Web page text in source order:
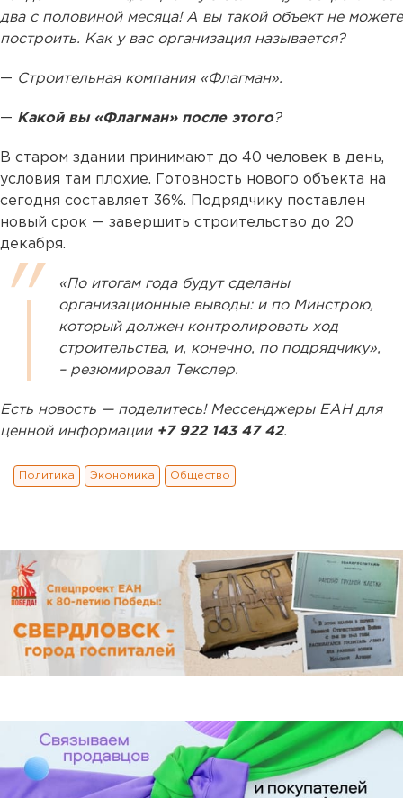
два с половиной месяца! А вы такой объект не можете
построить. Как у вас организация называется?
— Строительная компания «Флагман».
— Какой вы «Флагман» после этого?
В старом здании принимают до 40 человек в день,
условия там плохие. Готовность нового объекта на
сегодня составляет 36%. Подрядчику поставлен
новый срок — завершить строительство до 20
декабря.
«По итогам года будут сделаны
организационные выводы: и по Минстрою,
который должен контролировать ход
строительства, и, конечно, по подрядчику»,
– резюмировал Текслер.
Есть новость — поделитесь! Мессенджеры ЕАН для
ценной информации +7 922 143 47 42.
Политика Экономика Общество